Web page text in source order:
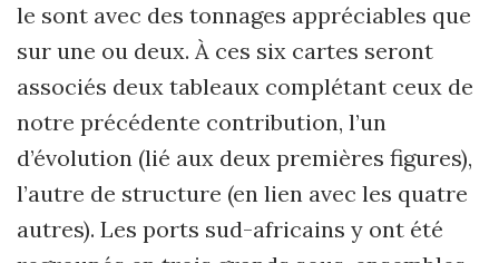
le sont avec des tonnages appréciables que
sur une ou deux. À ces six cartes seront
associés deux tableaux complétant ceux de
notre précédente contribution, l’un
d’évolution (lié aux deux premières figures),
l’autre de structure (en lien avec les quatre
autres). Les ports sud-africains y ont été